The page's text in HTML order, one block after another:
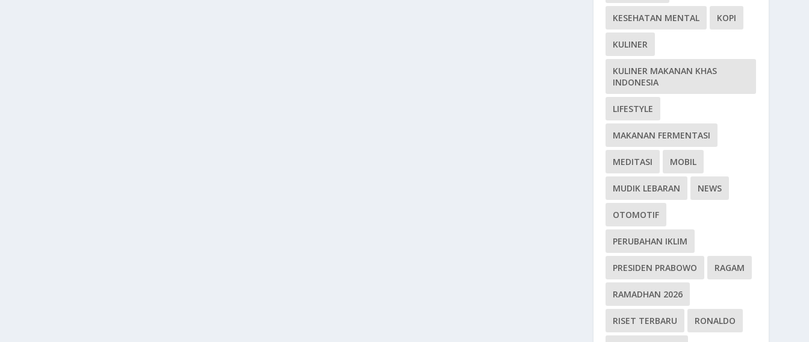
KESEHATAN MENTAL KOPI
KULINER
KULINER MAKANAN KHAS
INDONESIA
LIFESTYLE
MAKANAN FERMENTASI
MEDITASI MOBIL
MUDIK LEBARAN NEWS
OTOMOTIF
PERUBAHAN IKLIM
PRESIDEN PRABOWO RAGAM
RAMADHAN 2026
RISET TERBARU RONALDO